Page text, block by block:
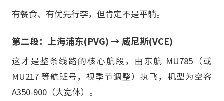
有餐食、有优先行李，但肯定不是平躺。
第二段：上海浦东(PVG) → 威尼斯(VCE)
这才是整条线路的核心航段，由东航 MU785（或
MU217 等航班号，视季节调整）执飞，机型为空客
A350-900（大宽体）。